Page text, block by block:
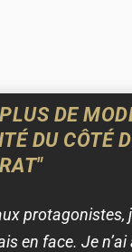
DE
DU CÔTÉ
protagonistes,
en face. Je n’ai